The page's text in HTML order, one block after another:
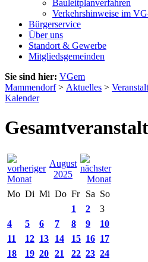
Bauleitplanverfahren
Verkehrshinweise im
Bürgerservice
Über uns
Standort & Gewerbe
Mitgliedsgemeinden
Sie sind hier: VGem
Mammendorf> Aktuelles >
Kalender
August
2025
Mo Di Mi Do Fr Sa So
1
2
3
4
5 6 7 8 9
10
11
12 13 14 15 16 17
18
19 20 21 22 23 24